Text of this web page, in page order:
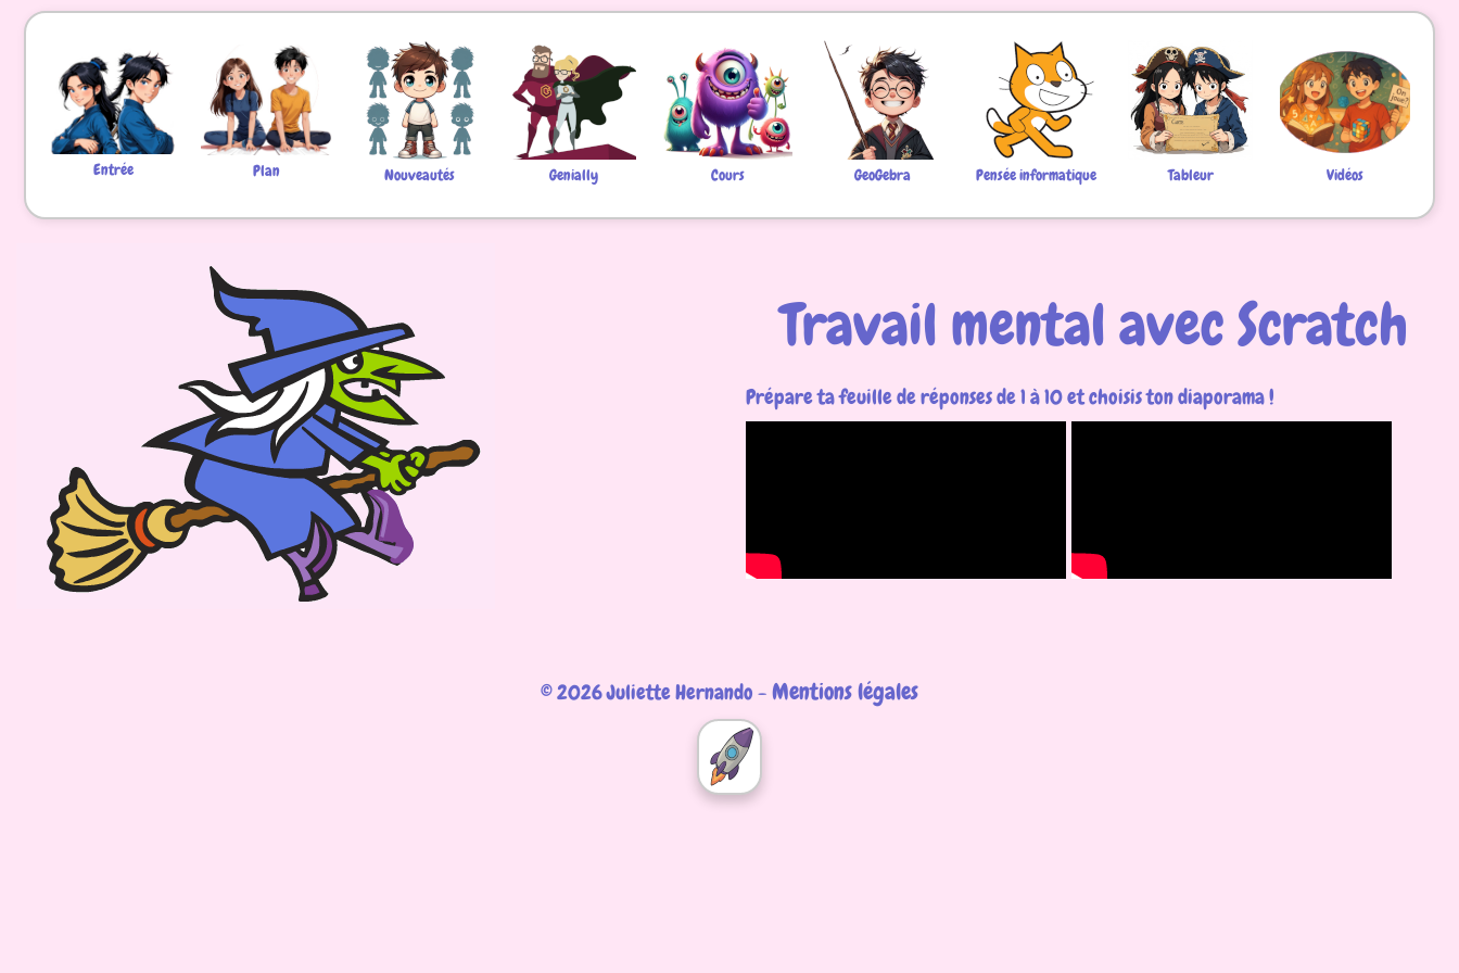
Entrée Plan Nouveautés Genially Cours GeoGebra Pensée informatique Tableur Vidéos
Travail mental avec Scratch
Prépare ta feuille de réponses de 1 à 10 et choisis ton diaporama !
© 2026 Juliette Hernando - Mentions légales